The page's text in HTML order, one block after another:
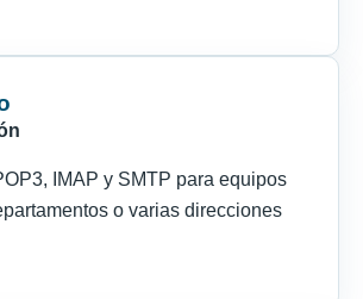
IMAP y SMTP para equipos
o varias direcciones